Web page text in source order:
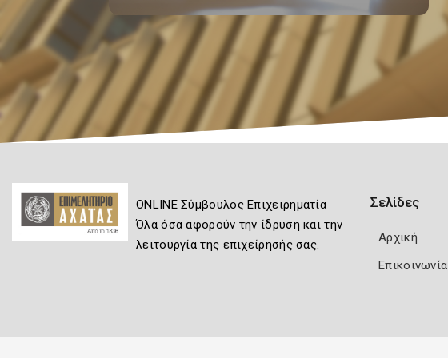
ONLINE Σύμβουλος Επιχειρηματία
Όλα όσα αφορούν την ίδρυση και την
λειτουργία της επιχείρησής σας.
Σελίδες
Αρχική
Επικοινωνία